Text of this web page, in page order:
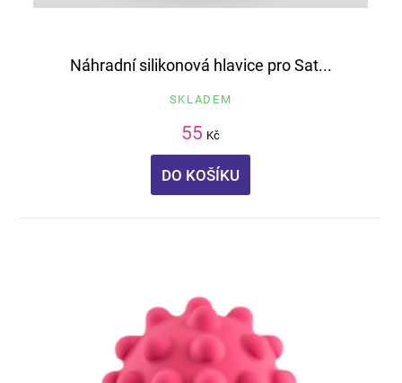
Náhradní silikonová hlavice pro Sat...
SKLADEM
55 Kč
DO KOŠÍKU